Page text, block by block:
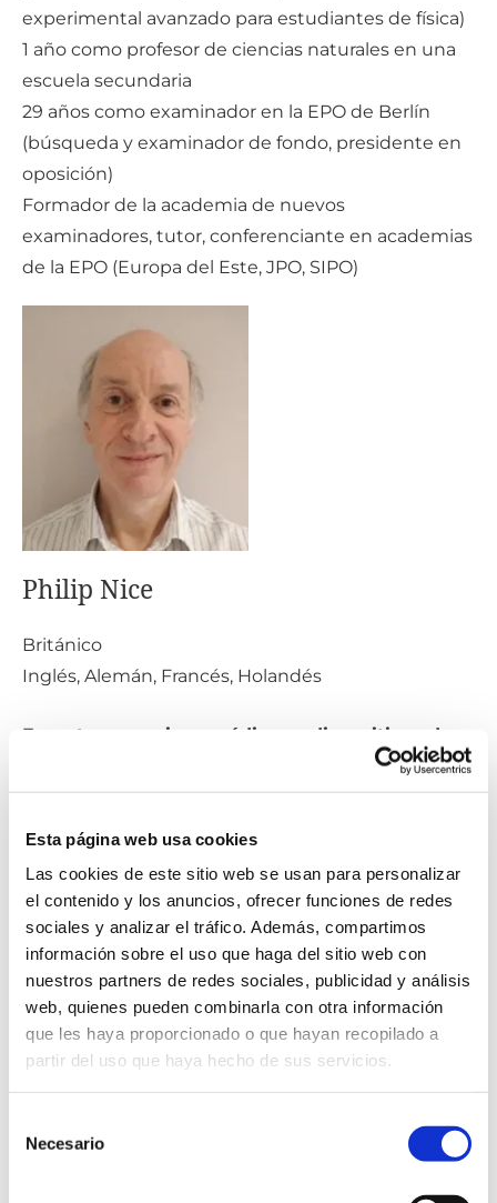
Esta página web usa cookies
Las cookies de este sitio web se usan para personalizar
el contenido y los anuncios, ofrecer funciones de redes
sociales y analizar el tráfico. Además, compartimos
información sobre el uso que haga del sitio web con
nuestros partners de redes sociales, publicidad y análisis
web, quienes pueden combinarla con otra información
que les haya proporcionado o que hayan recopilado a
partir del uso que haya hecho de sus servicios.
Necesario
experimental avanzado para estudiantes de física)
1 año como profesor de ciencias naturales en una
escuela secundaria
29 años como examinador en la EPO de Berlín
(búsqueda y examinador de fondo, presidente en
oposición)
Formador de la academia de nuevos
examinadores, tutor, conferenciante en academias
de la EPO (Europa del Este, JPO, SIPO)
Philip Nice
Británico
Inglés, Alemán, Francés, Holandés
Experto en equipos médicos y dispositivos de
Licenciatura en Ingeniería Mecánica de la
Universidad de Oxford, maestría en Ingeniería
EXPERIENCIA PROFESIONAL Y DE GESTIÓN
30 años en la EPO (17 en La Haya, 13 en Berlín)
Examinador realizando búsqueda, examen y
oposición
Presidente de divisiones de examen y oposición
Tutor de nuevos examinadores
de las subclases A61B y A61F de la IPC, y supervisor
de documentación del directorio ("documentalist")
on la